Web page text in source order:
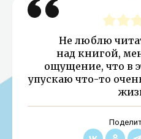
Не люблю
над книгой,
ощущение, что в
упускаю что-то